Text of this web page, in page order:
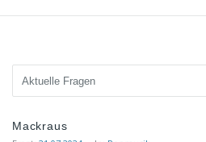
Musikforum
Mackraus